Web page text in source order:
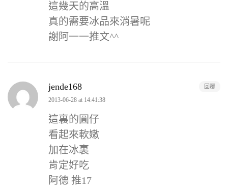
這幾天的高溫
真的需要冰品來消暑呢
謝阿一一推文^^
jende168
2013-06-28 at 14:41:38
這裏的圓仔
看起來軟嫩
加在冰裏
肯定好吃
阿德 推17
回覆